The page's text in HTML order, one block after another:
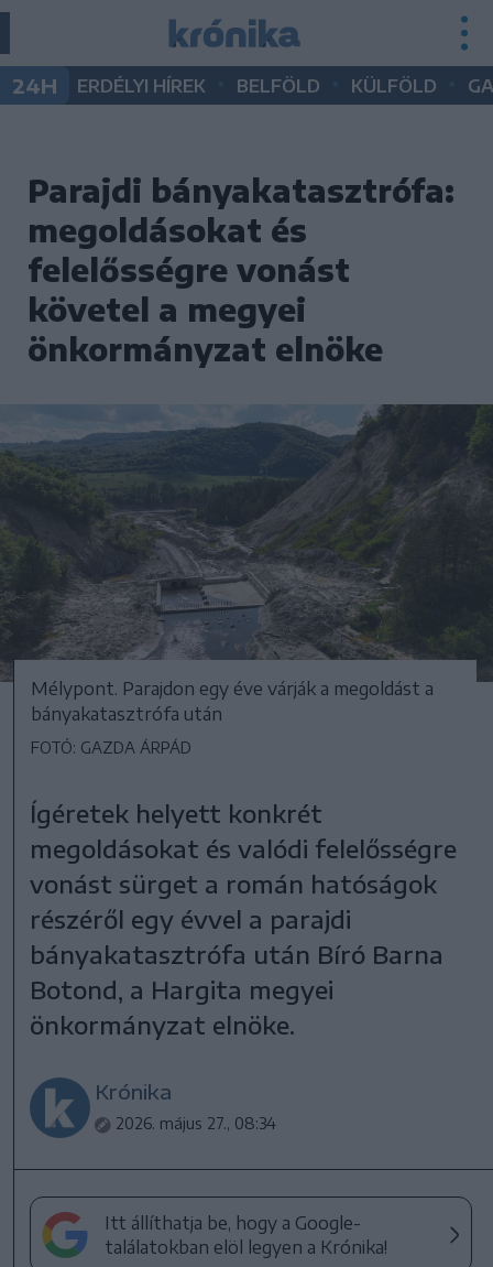
24H ERDÉLYI HÍREK BELFÖLD KÜLFÖLD
Parajdi bányakatasztrófa:
megoldásokat és
felelősségre vonást
követel a megyei
önkormányzat elnöke
Mélypont. Parajdon egy éve várják a megoldást a
bányakatasztrófa után
FOTÓ: GAZDA ÁRPÁD
Ígéretek helyett konkrét
megoldásokat és valódi felelősségre
vonást sürget a román hatóságok
részéről egy évvel a parajdi
bányakatasztrófa után Bíró Barna
Botond, a Hargita megyei
önkormányzat elnöke.
Krónika
2026. május 27., 08:34
Itt állíthatja be, hogy a Google-
találatokban elöl legyen a Krónika!